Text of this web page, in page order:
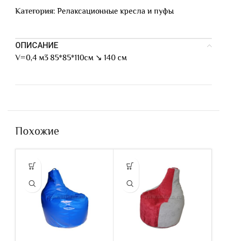
Категория: Релаксационные кресла и пуфы
ОПИСАНИЕ
V=0,4 м3 85*85*110см ↘ 140 см
Похожие